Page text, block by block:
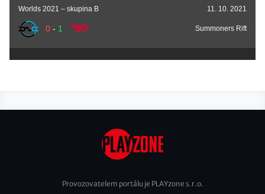
Worlds 2021 – skupina B 11. 10. 2021
0- 1 Summoners Rift
Provozovatelem portálu je PLAYzone s.r.o.